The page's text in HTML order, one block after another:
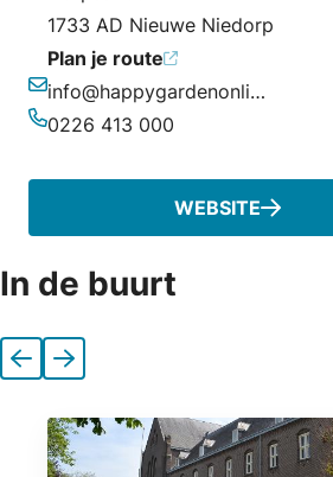
1733 AD Nieuwe Niedorp
Plan je route
E-mailadres
info@happygardenonline.nl
0226 413 000
WEBSITE
In de buurt
VorigeVolgende